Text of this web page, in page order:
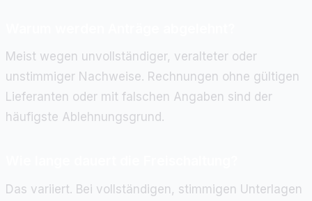
Meist wegen unvollständiger, veralteter oder
unstimmiger Nachweise. Rechnungen ohne gültigen
Lieferanten oder mit falschen Angaben sind der
häufigste Ablehnungsgrund.
Das variiert. Bei vollständigen, stimmigen Unterlagen